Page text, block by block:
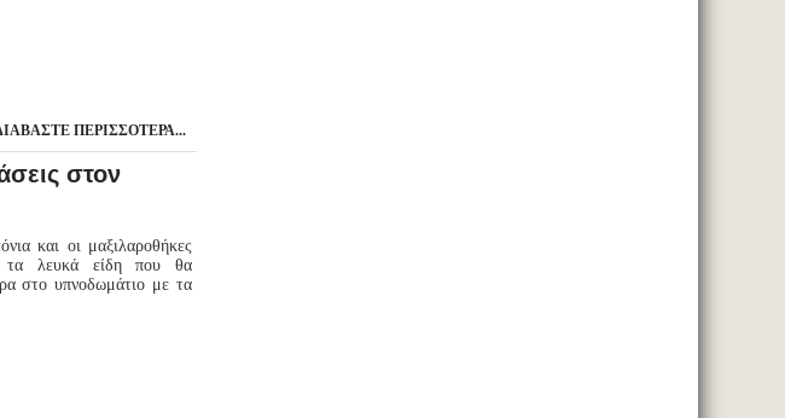
ΠΕΡΙΣΣΌΤΕΡΑ...
στον
και οι μαξιλαροθήκες
τα λευκά είδη που θα
στο υπνοδωμάτιο με τα